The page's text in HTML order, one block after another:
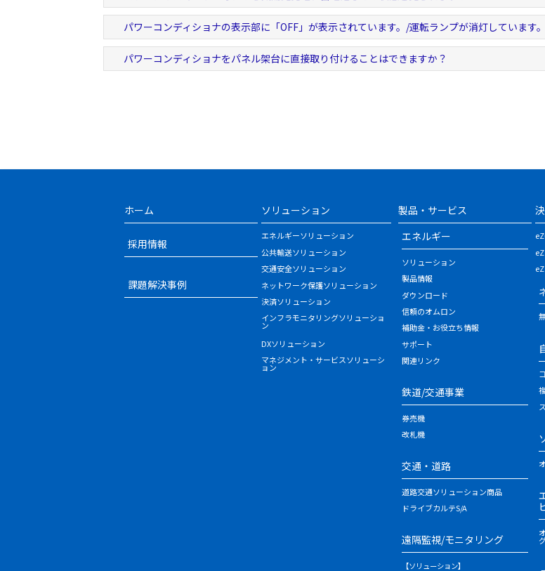
パワーコンディショナの表示部に「OFF」が表示されています。/運転ランプが消灯しています
パワーコンディショナをパネル架台に直接取り付けることはできますか？
ホーム
採用情報
課題解決事例
ソリューション
エネルギーソリューション
公共輸送ソリューション
交通安全ソリューション
ネットワーク保護ソリューション
決済ソリューション
インフラモニタリングソリューショ
ン
DXソリューション
マネジメント・サービスソリューシ
ョン
製品・サービス
エネルギー
ソリューション
製品情報
ダウンロード
信頼のオムロン
補助金・お役立ち情報
サポート
関連リンク
鉄道/交通事業
券売機
改札機
交通・道路
道路交通ソリューション商品
ドライブカルテS/A
遠隔監視/モニタリング
【ソリューション】